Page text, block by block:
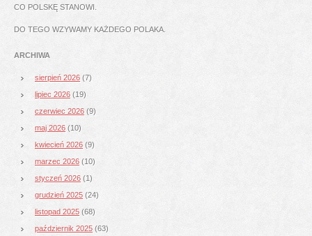
CO POLSKĘ STANOWI.
DO TEGO WZYWAMY KAŻDEGO POLAKA.
ARCHIWA
sierpień 2026 (7)
lipiec 2026 (19)
czerwiec 2026 (9)
maj 2026 (10)
kwiecień 2026 (9)
marzec 2026 (10)
styczeń 2026 (1)
grudzień 2025 (24)
listopad 2025 (68)
październik 2025 (63)